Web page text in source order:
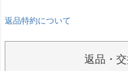
返品特約について
返品・